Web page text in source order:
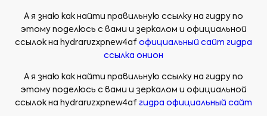
А я знаю как найти правильную ссылку на гидру по
этому поделюсь с вами и зеркалом и официальной
ссылок на hydraruzxpnew4af официальный сайт гидра
ссылка онион
А я знаю как найти правильную ссылку на гидру по
этому поделюсь с вами и зеркалом и официальной
ссылок на hydraruzxpnew4af гидра официальный сайт